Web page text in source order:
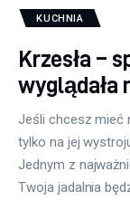
Remont
Więcej
KUCHNIA
Krzesła –
wyglądała
Jeśli chcesz mieć
tylko na jej
Jednym z
Twoja jadalnia